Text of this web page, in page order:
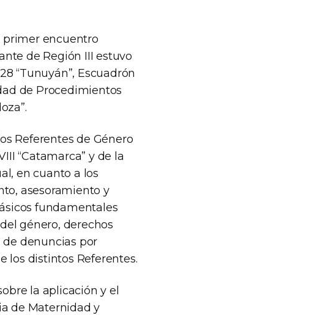
primer encuentro
de Región III estuvo
“Tunuyán”, Escuadrón
de Procedimientos
Referentes de Género
“Catamarca” y de la
en cuanto a los
asesoramiento y
fundamentales
género, derechos
de denuncias por
los distintos Referentes.
la aplicación y el
de Maternidad y